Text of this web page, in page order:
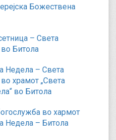
Божествена
– Света
во Битола
Недела – Света
во храмот „Света
во Битола
во хармот
Недела – Битола